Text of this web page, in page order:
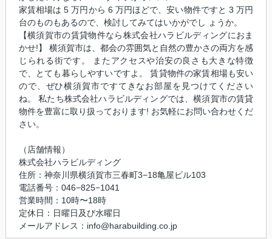
家賃相場は 5 万円から 6 万円ほどで、安い物件ですと 3 万円
台のものもあるので、検討してみてはいかがでし ょうか。
【横須賀市の賃貸物件なら株式会社ハラビルディングにおま
かせ!】 横須賀市は、都会の雰囲気と自然の豊かさの両方を感
じられる街です。 またアクセスや治安の良さも大きな特徴
で、とても暮らしやすいですよ。 賃貸物件の家賃相場も安い
ので、ぜひ横須賀市ですてきなお部屋を見つけてください
ね。 私たち株式会社ハラビルディングでは、横須賀市の賃貸
物件を豊富に取り扱っております! お気軽にお問い合わせくだ
さい。
（店舗情報）
株式会社ハラビルディング
住所：神奈川県横須賀市三春町3−18亀屋ビル103
電話番号：046−825−1041
営業時間：10時〜18時
定休日：日曜日及び水曜日
メールアドレス：info@harabuilding.co.jp